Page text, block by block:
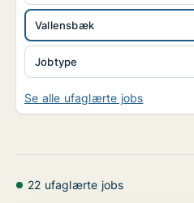
Jobtype
Vallensbæk
Se alle ufaglærte jobs
22 ufaglærte jobs